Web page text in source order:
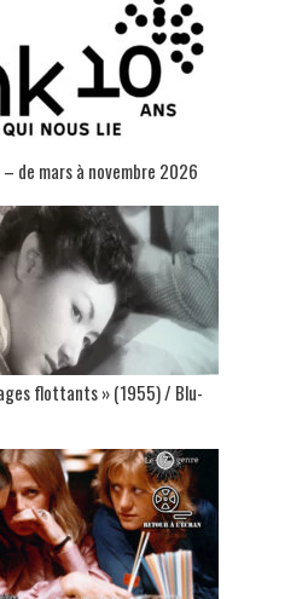
de mars à novembre 2026
flottants » (1955) / Blu-